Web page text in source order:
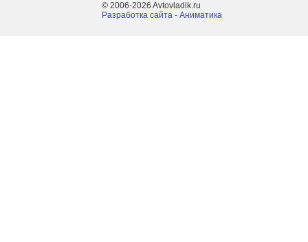
© 2006-2026 Avtovladik.ru
Разработка сайта - Aниматика